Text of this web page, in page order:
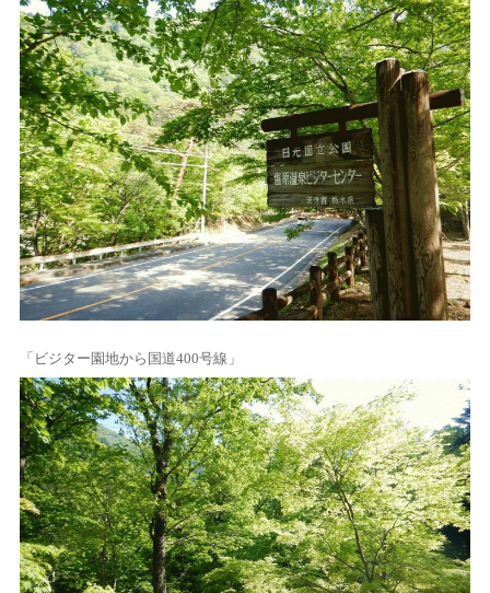
「ビジター園地から国道400号線」